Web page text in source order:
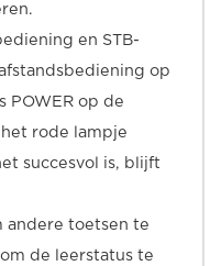
en STB-
op
POWER op de
rode lampje
succesvol is, blijft
andere toetsen te
de leerstatus te